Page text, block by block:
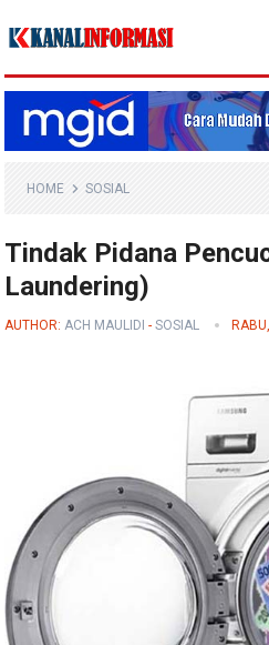
Blog Kanal Info
HOME SOSIAL
Tindak Pidana
Laundering)
AUTHOR:ACH MAULIDI -SOSIAL